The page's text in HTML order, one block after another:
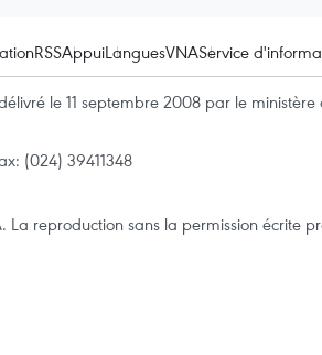
RSSAppuiLanguesVNAService
le 11 septembre 2008 par le
(024) 39411348
reproduction sans la permission écrite